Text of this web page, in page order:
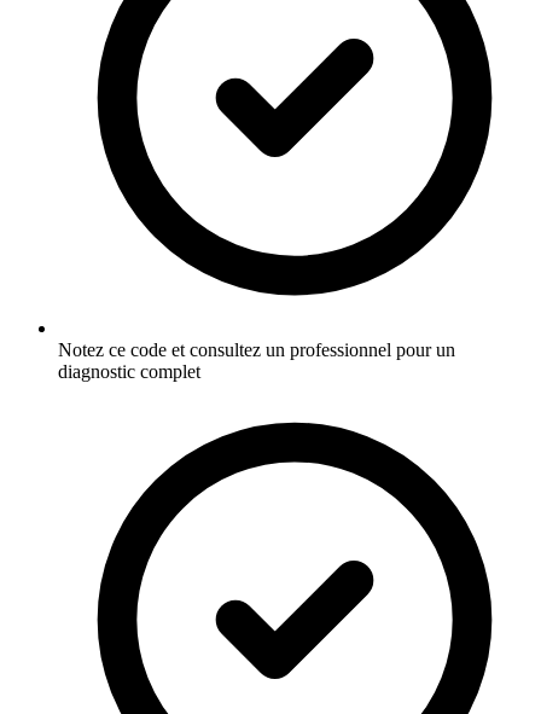
Notez ce code et consultez un professionnel pour un
diagnostic complet